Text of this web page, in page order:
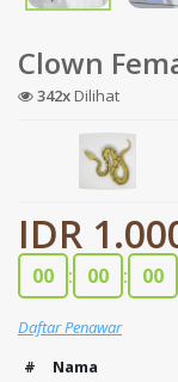
Clown
342x Dilihat
IDR
00 : 00 : 00
Daftar Penawar
#
Nama